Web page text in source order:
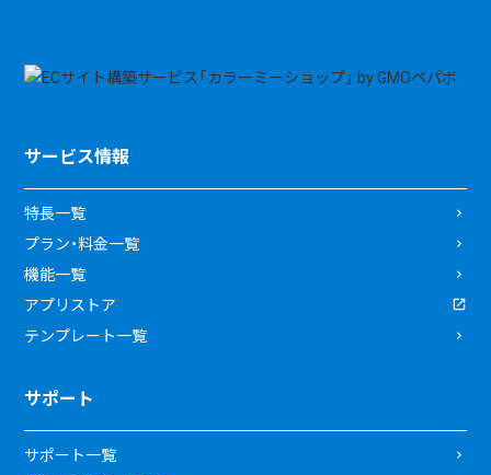
サービス情報
特長一覧
プラン・料金一覧
機能一覧
アプリストア
テンプレート一覧
サポート
サポート一覧